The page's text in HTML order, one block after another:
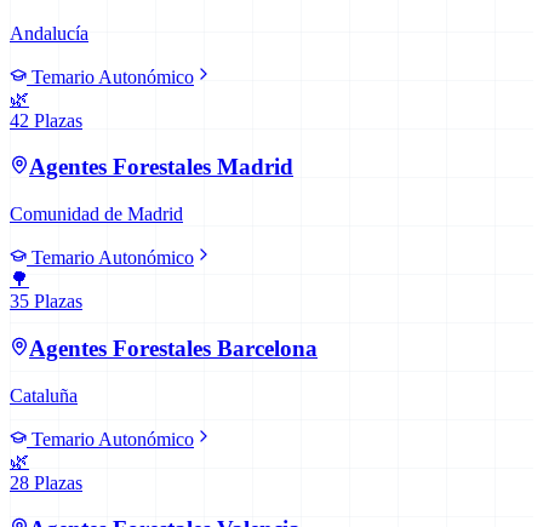
Andalucía
Temario Autonómico
🌿
42 Plazas
Agentes Forestales Madrid
Comunidad de Madrid
Temario Autonómico
🌳
35 Plazas
Agentes Forestales Barcelona
Cataluña
Temario Autonómico
🌿
28 Plazas